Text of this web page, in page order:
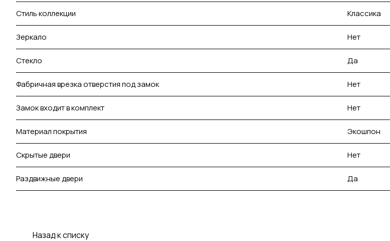
Стиль коллекции Классика
Зеркало Нет
Стекло Да
Фабричная врезка отверстия под замок Нет
Замок входит в комплект Нет
Материал покрытия Экошпон
Скрытые двери Нет
Раздвижные двери Да
Назад к списку